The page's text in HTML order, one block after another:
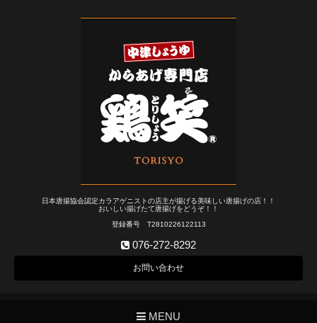
日本唐揚協会認定カラアゲニストの店主が揚げる美味しい唐揚げの店！！
おいしい揚げたて唐揚げをどうぞ！！
登録番号 T2810226122113
076-272-8292
お問い合わせ
MENU